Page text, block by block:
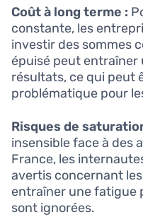
Coût à long terme :
constante, les
investir des sommes
épuisé peut entraîner
résultats, ce qui peut
problématique pour
Risques de
insensible face à des
France, les
avertis concernant
entraîner une fatigue
sont ignorées.